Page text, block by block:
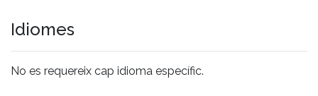
Idiomes
No es requereix cap idioma específic.